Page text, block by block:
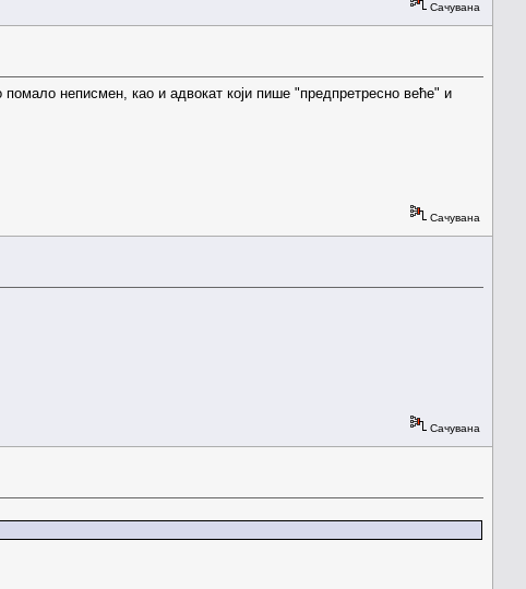
Сачувана
неписмен, као и адвокат који пише "предпретресно веће" и
Сачувана
Сачувана